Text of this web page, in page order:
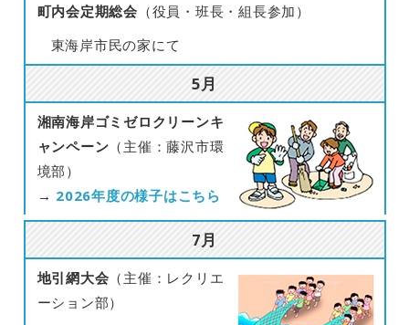
町内会定期総会 （役員・班長・組長参加）
東海岸市民の家にて
5月
湘南海岸ゴミゼロクリーンキ
ャンペーン （主催：藤沢市環
境部）
→ 2026年度の様子はこちら
7月
地引網大会 （主催：レクリエ
ーション部）